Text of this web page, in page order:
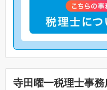
寺田曜一税理士事務